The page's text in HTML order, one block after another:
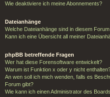
Wie deaktiviere ich meine Abonnements?
Dateianhänge
Welche Dateianhänge sind in diesem
Kann ich eine Übersicht all meiner
phpBB betreffende Fragen
Wer hat diese Forensoftware entwickelt?
Warum ist Funktion x oder y nicht
An wen soll ich mich wenden, falls es
Forum gibt?
Wie kann ich einen Administrator des